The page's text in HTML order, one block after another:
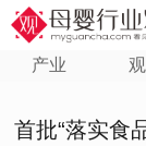
产业
首批“落实食